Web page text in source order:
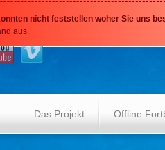
nicht feststellen woher Sie uns
aus.
Das Projekt Offline